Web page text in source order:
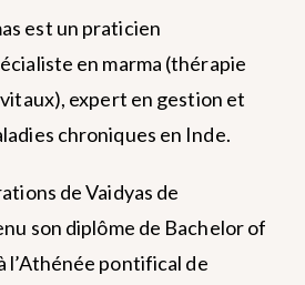
est un praticien
en marma (thérapie
expert en gestion et
chroniques en Inde.
de Vaidyas de
son diplôme de Bachelor of
l’Athénée pontifical de